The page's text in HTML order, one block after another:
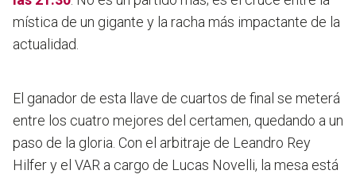
mística de un gigante y la racha más impactante de la
actualidad.
El ganador de esta llave de cuartos de final se meterá
entre los cuatro mejores del certamen, quedando a un
paso de la gloria. Con el arbitraje de Leandro Rey
Hilfer y el VAR a cargo de Lucas Novelli, la mesa está